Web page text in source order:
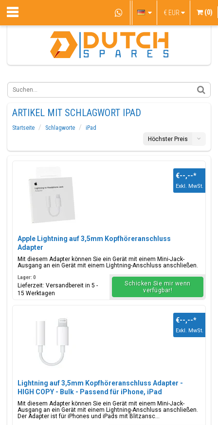
€ EUR (0)
ARTIKEL MIT SCHLAGWORT IPAD
Startseite Schlagworte
iPad
Höchster Preis
Apple Lightning auf 3,5mm Kopfhöreranschluss
Adapter
Mit diesem Adapter können Sie ein Gerät mit einem Mini-Jack-
Ausgang an ein Gerät mit einem Lightning-Anschluss anschließen.
€--,--*
Exkl. MwSt.
Lager: 0
Lieferzeit: Versandbereit in 5 -
15 Werktagen
Schicken Sie mir wenn
verfügbar!
Lightning auf 3,5mm Kopfhöreranschluss Adapter -
HIGH COPY - Bulk - Passend für iPhone, iPad
Mit diesem Adapter können Sie ein Gerät mit einem Mini-Jack-
Ausgang an ein Gerät mit einem Lightning-Anschluss anschließen.
Der Adapter ist für iPhones und iPads mit Blitzansc...
€--,--*
Exkl. MwSt.